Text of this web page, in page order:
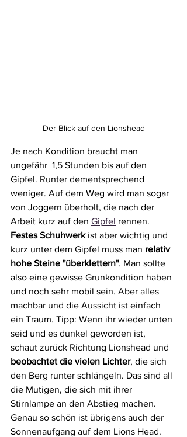
Der Blick auf den Lionshead
Je nach Kondition braucht man
ungefähr  1,5 Stunden bis auf den
Gipfel. Runter dementsprechend
weniger. Auf dem Weg wird man sogar
von Joggern überholt, die nach der
Arbeit kurz auf den Gipfel rennen.
Festes Schuhwerk ist aber wichtig und
kurz unter dem Gipfel muss man relativ
hohe Steine "überklettern". Man sollte
also eine gewisse Grunkondition haben
und noch sehr mobil sein. Aber alles
machbar und die Aussicht ist einfach
ein Traum. Tipp: Wenn ihr wieder unten
seid und es dunkel geworden ist,
schaut zurück Richtung Lionshead und
beobachtet die vielen Lichter, die sich
den Berg runter schlängeln. Das sind all
die Mutigen, die sich mit ihrer
Stirnlampe an den Abstieg machen.
Genau so schön ist übrigens auch der
Sonnenaufgang auf dem Lions Head.